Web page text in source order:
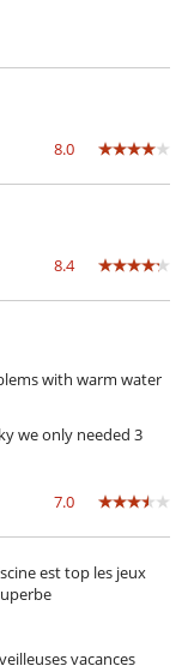
8.0
8.4
with warm water
we only needed 3
7.0
est top les jeux
vacances